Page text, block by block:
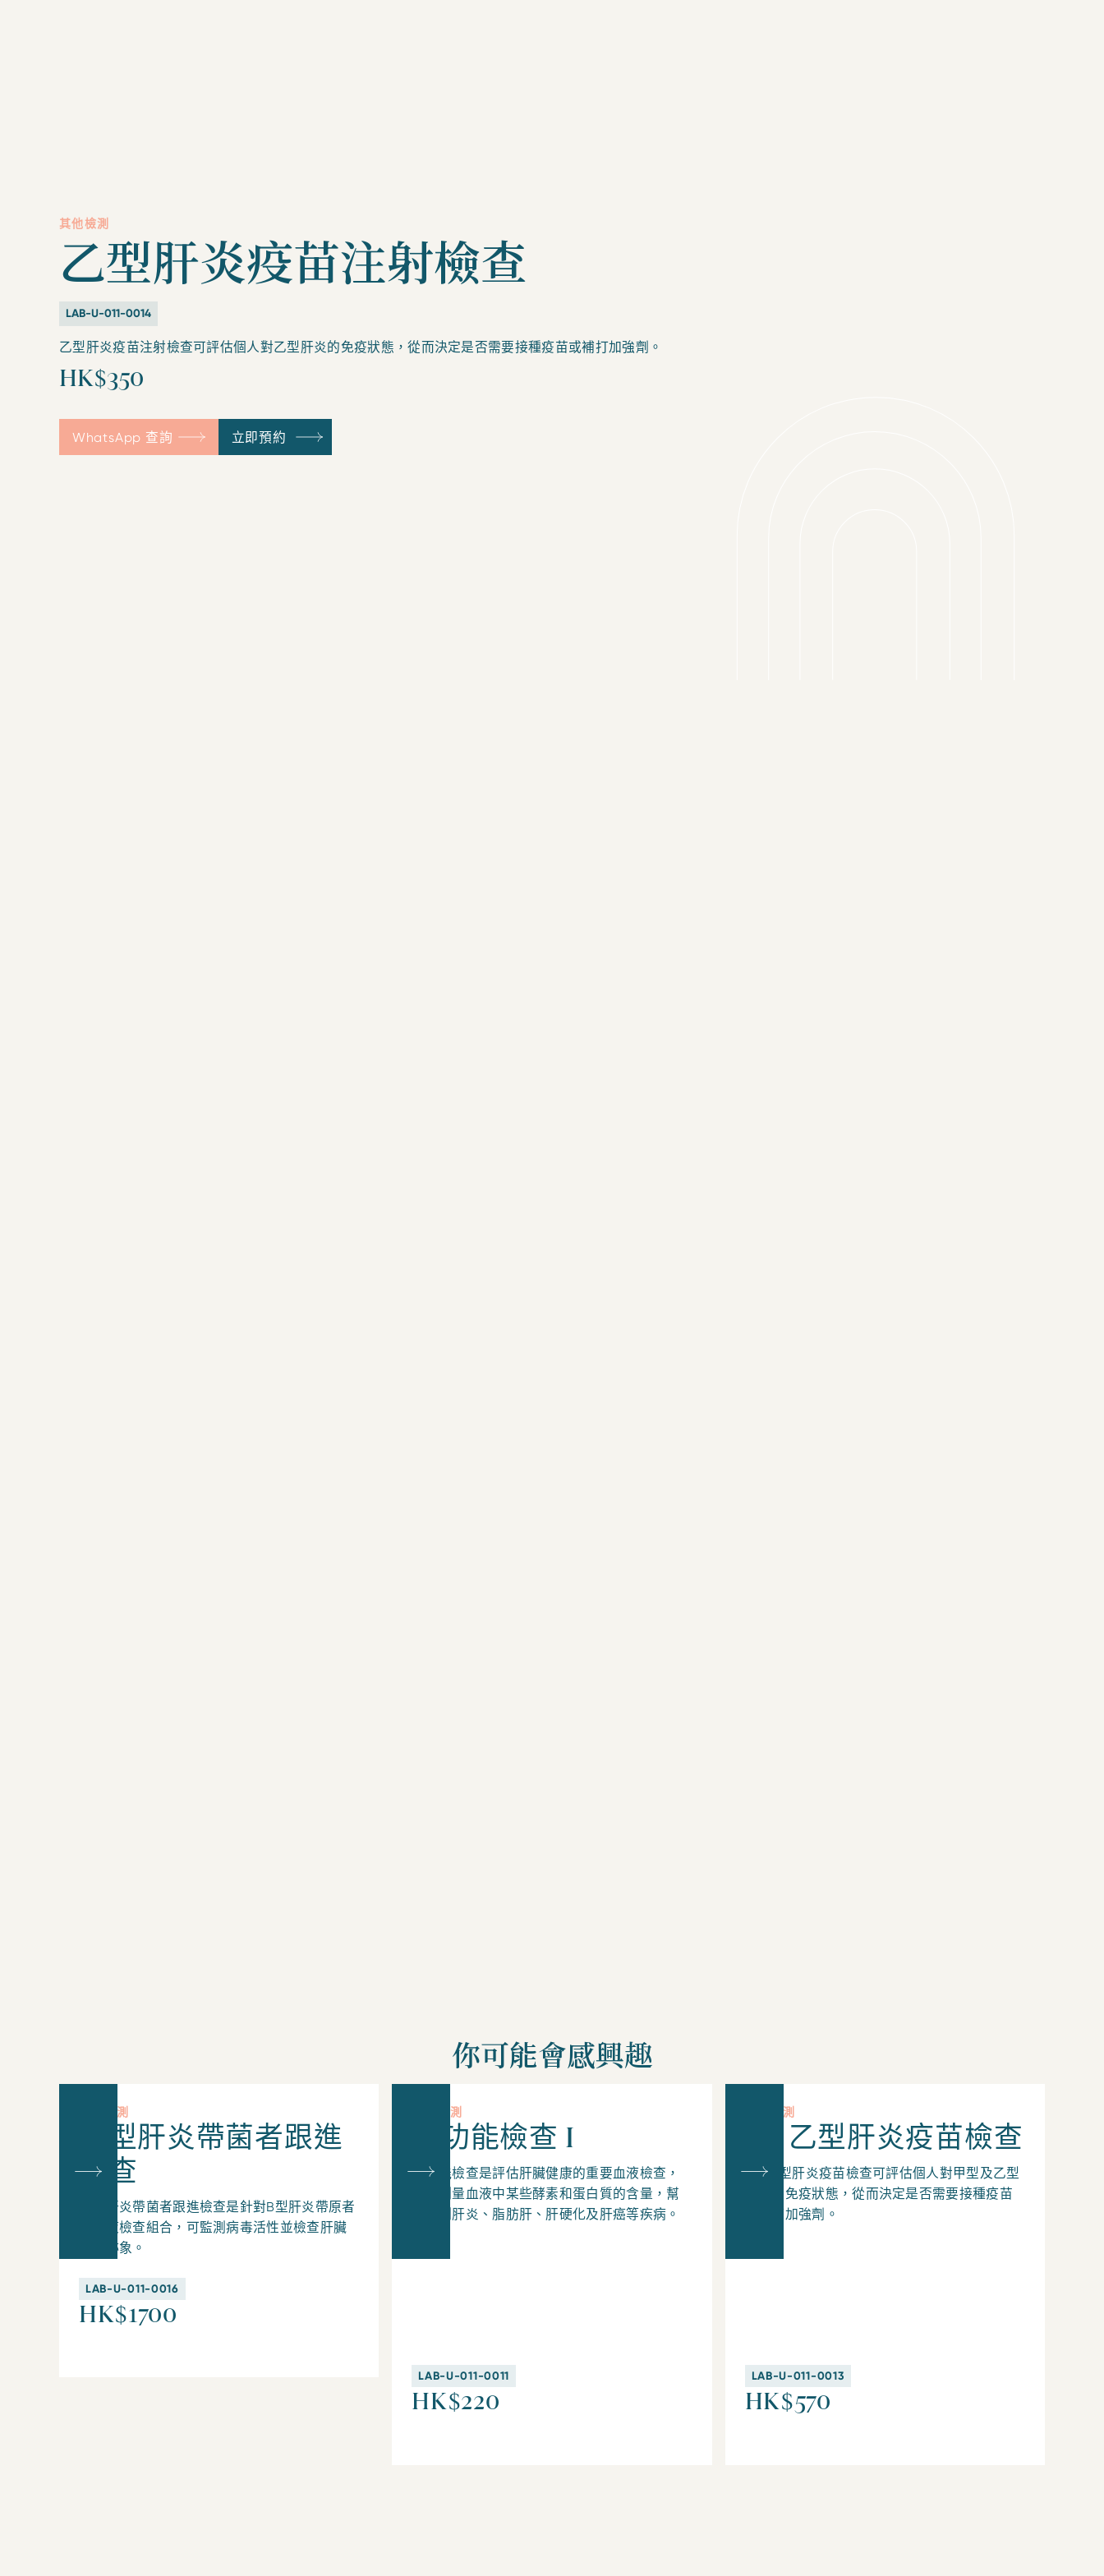
其他檢測
乙型肝炎疫苗注射檢查
LAB-U-011-0014
乙型肝炎疫苗注射檢查可評估個人對乙型肝炎的免疫狀態，從而決定是否需要接種疫苗或補打加強劑。
HK$350
WhatsApp 查詢 立即預約
你可能會感興趣
其他檢測
乙型肝炎帶菌者跟進
檢查
乙型肝炎帶菌者跟進檢查是針對B型肝炎帶原者
的血液檢查組合，可監測病毒活性並檢查肝臟
損傷跡象。
LAB-U-011-0016
HK$1700
其他檢測
肝功能檢查 I
肝功能檢查是評估肝臟健康的重要血液檢查，
透過測量血液中某些酵素和蛋白質的含量，幫
助檢測肝炎、脂肪肝、肝硬化及肝癌等疾病。
LAB-U-011-0011
HK$220
其他檢測
甲, 乙型肝炎疫苗檢查
甲, 乙型肝炎疫苗檢查可評估個人對甲型及乙型
肝炎的免疫狀態，從而決定是否需要接種疫苗
或補打加強劑。
LAB-U-011-0013
HK$570